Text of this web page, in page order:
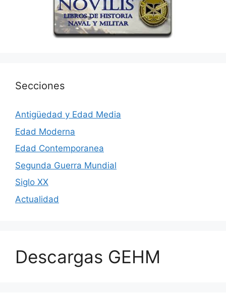
Secciones
Antigüedad y Edad Media
Edad Moderna
Edad Contemporanea
Segunda Guerra Mundial
Siglo XX
Actualidad
Descargas GEHM